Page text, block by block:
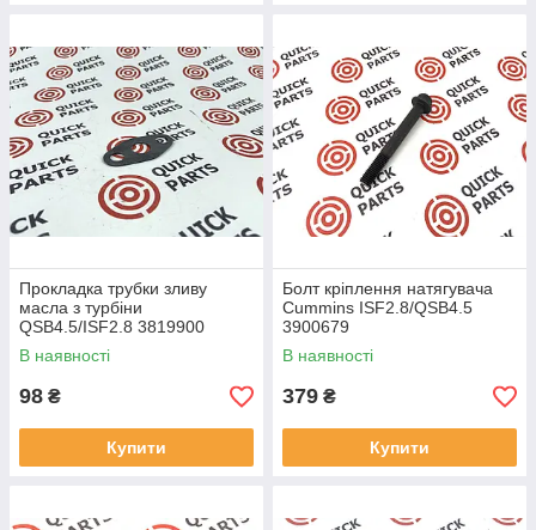
Прокладка трубки зливу
масла з турбіни
QSB4.5/ISF2.8 3819900
В наявності
98 ₴
Купити
Болт кріплення натягувача
Cummins ISF2.8/QSB4.5
3900679
В наявності
379 ₴
Купити